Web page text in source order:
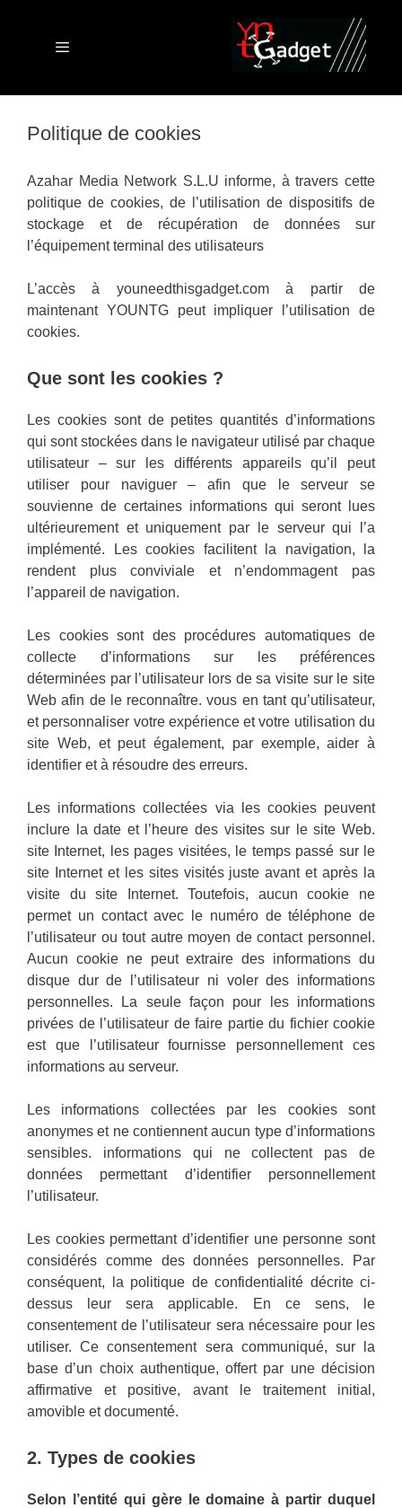
Menu
Politique de cookies
Azahar Media Network S.L.U informe, à travers cette
politique de cookies, de l’utilisation de dispositifs de
stockage et de récupération de données sur
l’équipement terminal des utilisateurs
L’accès à youneedthisgadget.com à partir de
maintenant YOUNTG peut impliquer l’utilisation de
cookies.
Que sont les cookies ?
Les cookies sont de petites quantités d’informations
qui sont stockées dans le navigateur utilisé par chaque
utilisateur – sur les différents appareils qu’il peut
utiliser pour naviguer – afin que le serveur se
souvienne de certaines informations qui seront lues
ultérieurement et uniquement par le serveur qui l’a
implémenté. Les cookies facilitent la navigation, la
rendent plus conviviale et n’endommagent pas
l’appareil de navigation.
Les cookies sont des procédures automatiques de
collecte d’informations sur les préférences
déterminées par l’utilisateur lors de sa visite sur le site
Web afin de le reconnaître. vous en tant qu’utilisateur,
et personnaliser votre expérience et votre utilisation du
site Web, et peut également, par exemple, aider à
identifier et à résoudre des erreurs.
Les informations collectées via les cookies peuvent
inclure la date et l’heure des visites sur le site Web.
site Internet, les pages visitées, le temps passé sur le
site Internet et les sites visités juste avant et après la
visite du site Internet. Toutefois, aucun cookie ne
permet un contact avec le numéro de téléphone de
l’utilisateur ou tout autre moyen de contact personnel.
Aucun cookie ne peut extraire des informations du
disque dur de l’utilisateur ni voler des informations
personnelles. La seule façon pour les informations
privées de l’utilisateur de faire partie du fichier cookie
est que l’utilisateur fournisse personnellement ces
informations au serveur.
Les informations collectées par les cookies sont
anonymes et ne contiennent aucun type d’informations
sensibles. informations qui ne collectent pas de
données permettant d’identifier personnellement
l’utilisateur.
Les cookies permettant d’identifier une personne sont
considérés comme des données personnelles. Par
conséquent, la politique de confidentialité décrite ci-
dessus leur sera applicable. En ce sens, le
consentement de l’utilisateur sera nécessaire pour les
utiliser. Ce consentement sera communiqué, sur la
base d’un choix authentique, offert par une décision
affirmative et positive, avant le traitement initial,
amovible et documenté.
2. Types de cookies
Selon l’entité qui gère le domaine à partir duquel